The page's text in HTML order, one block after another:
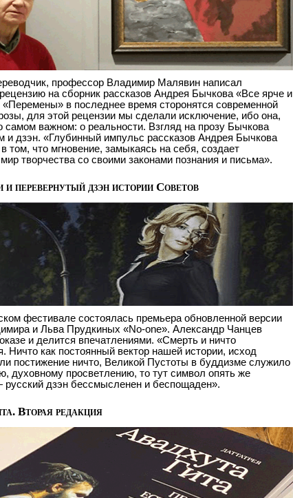
профессор Владимир Малявин написал
на сборник рассказов Андрея Бычкова «Все ярче и
в последнее время сторонятся современной
для этой рецензии мы сделали исключение, ибо она,
самом важном: о реальности. Взгляд на прозу Бычкова
и дзэн. «Глубинный импульс рассказов Андрея Бычкова
том, что мгновение, замыкаясь на себя, создает
творчества со своими законами познания и письма».
перевернутый дзэн истории Советов
фестивале состоялась премьера обновленной версии
и Льва Прудкиных «No-one». Александр Чанцев
и делится впечатлениями. «Смерть и ничто
Ничто как постоянный вектор нашей истории, исход
постижение ничто, Великой Пустоты в буддизме служило
духовному просветлению, то тут символ опять же
русский дзэн бессмысленен и беспощаден».
Вторая редакция